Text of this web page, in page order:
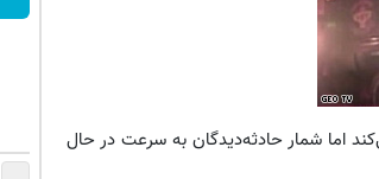
زخمی شدن بیش از 100 نفر را تأیید می‌کند اما شمار حادثه‌دیدگان به سرعت در حال